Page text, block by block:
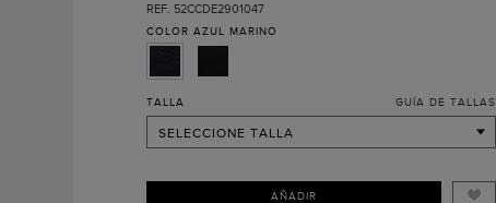
REF. 52CCDE2901047
COLOR AZUL MARINO
TALLA
SELECCIONE TALLA
43
45 (RECIBIR AVISO ) GUÍA DE TALLAS
AÑADIR